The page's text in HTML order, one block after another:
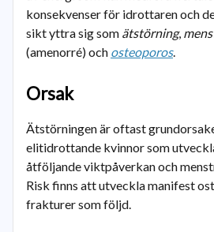
konsekvenser för idrottaren och
sikt yttra sig som ätstörning,
(amenorré) och osteoporos.
Orsak
Ätstörningen är oftast
elitidrottande kvinnor som
åtföljande viktpåverkan och
Risk finns att utveckla manifest
frakturer som följd.